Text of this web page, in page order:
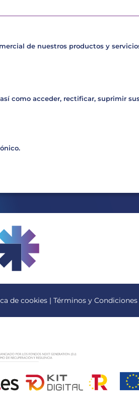
de nuestros productos y
como acceder, rectificar, suprimir
de cookies | Términos y